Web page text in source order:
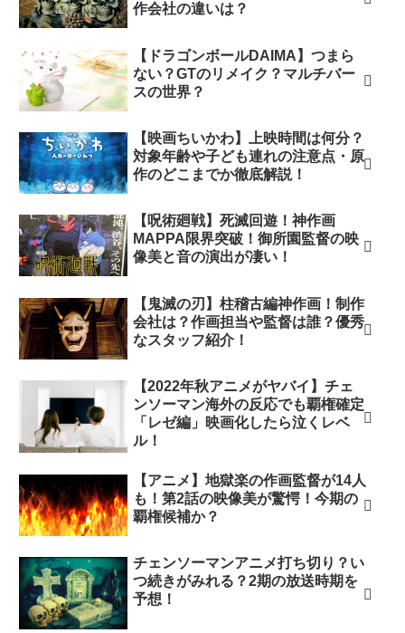
作会社の違いは？
【ドラゴンボールDAIMA】つまら
ない？GTのリメイク？マルチバー
スの世界？
【映画ちいかわ】上映時間は何分？
対象年齢や子ども連れの注意点・原
作のどこまでか徹底解説！
【呪術廻戦】死滅回遊！神作画
MAPPA限界突破！御所園監督の映
像美と音の演出が凄い！
【鬼滅の刃】柱稽古編神作画！制作
会社は？作画担当や監督は誰？優秀
なスタッフ紹介！
【2022年秋アニメがヤバイ】チェ
ンソーマン海外の反応でも覇権確定
「レゼ編」映画化したら泣くレベ
ル！
【アニメ】地獄楽の作画監督が14人
も！第2話の映像美が驚愕！今期の
覇権候補か？
チェンソーマンアニメ打ち切り？い
つ続きがみれる？2期の放送時期を
予想！